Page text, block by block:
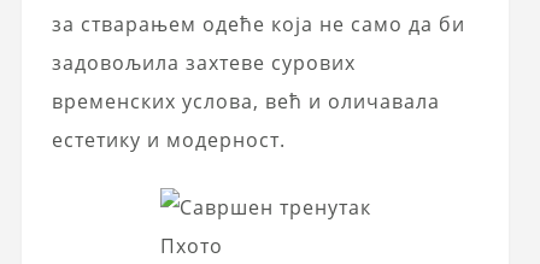
за стварањем одеће која не само да би
задовољила захтеве сурових
временских услова, већ и оличавала
естетику и модерност.
Пхото